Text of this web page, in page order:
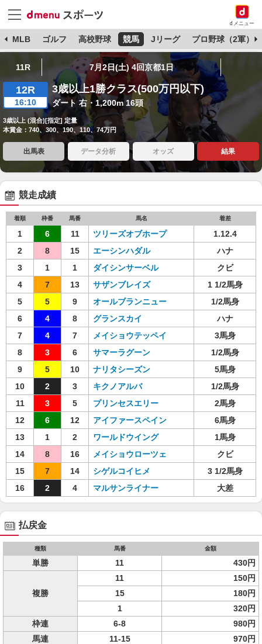
dメニュー
MLB ゴルフ 高校野球 競馬 Jリーグ プロ野球（2軍）
11R 7月2日(土) 4回京都1日
12R
16:10
3歳以上1勝クラス(500万円以下)
ダート 右・1,200m 16頭
3歳以上 (混合)[指定] 定量
本賞金：740、300、190、110、74万円
出馬表 データ分析 オッズ 結果
競走成績
着順 枠番 馬番 馬名 着差
1 6 11 ツリーズオブホープ
1.12.4
2
8 15 エーシンハダル
ハナ
3
1 1 ダイシンサーベル
クビ
4
7 13 サザンブレイズ
1 1/2馬身
5
5 9 オールブランニュー
1/2馬身
6
4 8 グランスカイ
ハナ
7
4 7 メイショウテッペイ
3馬身
8
3 6 サマーラグーン
1/2馬身
9
5 10 ナリタシーズン
5馬身
10
2 3 キクノアルバ
1/2馬身
11
3 5 プリンセスエリー
2馬身
12
6 12 アイファースペイン
6馬身
13
1 2 ワールドウイング
1馬身
14
8 16 メイショウローツェ
クビ
15
7 14 シゲルコイヒメ
3 1/2馬身
16
2 4 マルサンライナー 大差
払戻金
種類 馬番 金額
単勝 11 430円
複勝
11
150円
15
180円
1
320円
枠連
6-8
980円
馬連
11-15 970円